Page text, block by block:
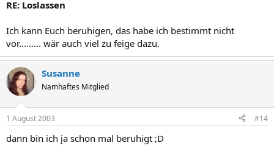
RE: Loslassen
Ich kann Euch beruhigen, das habe ich bestimmt nicht
vor......... wär auch viel zu feige dazu.
Susanne
Namhaftes Mitglied
1 August 2003 #14
dann bin ich ja schon mal beruhigt ;D